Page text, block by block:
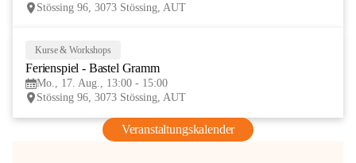
Stössing 96, 3073 Stössing, AUT
Kurse & Workshops
Ferienspiel - Bastel Gramm
Mo., 17. Aug., 13:00 - 15:00
Stössing 96, 3073 Stössing, AUT
Veranstaltungskalender